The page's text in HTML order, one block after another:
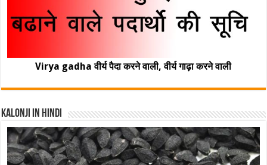
Virya gadha वीर्य पैदा करने वाली, वीर्य गाढ़ा करने वाली
Kalonji In Hindi